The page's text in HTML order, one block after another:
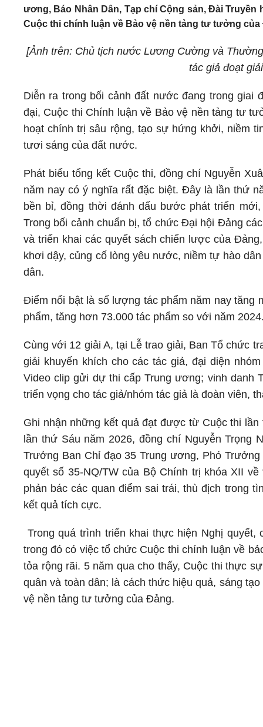
ương, Báo Nhân Dân, Tạp chí Cộng sản, Đài
Cuộc thi chính luận về Bảo vệ nền tảng tư tưởng của
[Ảnh trên: Chủ tịch nước Lương Cường và
tác giả đoạt
Diễn ra trong bối cảnh đất nước đang trong giai
đại, Cuộc thi Chính luận về Bảo vệ nền tảng tư
hoạt chính trị sâu rộng, tạo sự hứng khởi, niềm
tươi sáng của đất nước.
Phát biểu tổng kết Cuộc thi, đồng chí Nguyễn
năm nay có ý nghĩa rất đặc biệt. Đây là lần thứ
bền bỉ, đồng thời đánh dấu bước phát triển
Trong bối cảnh chuẩn bị, tổ chức Đại hội Đảng
và triển khai các quyết sách chiến lược của
khơi dậy, củng cố lòng yêu nước, niềm tự hào
dân.
Điểm nổi bật là số lượng tác phẩm năm nay tăng
phẩm, tăng hơn 73.000 tác phẩm so với năm
Cùng với 12 giải A, tại Lễ trao giải, Ban Tổ chức
giải khuyến khích cho các tác giả, đại diện
Video clip gửi dự thi cấp Trung ương; vinh danh
triển vọng cho tác giả/nhóm tác giả là đoàn viên,
Ghi nhận những kết quả đạt được từ Cuộc thi
lần thứ Sáu năm 2026, đồng chí Nguyễn Trọng
Trưởng Ban Chỉ đạo 35 Trung ương, Phó
quyết số 35-NQ/TW của Bộ Chính trị khóa XII
phản bác các quan điểm sai trái, thù địch trong
kết quả tích cực.
Trong quá trình triển khai thực hiện Nghị
trong đó có việc tổ chức Cuộc thi chính luận về
tỏa rộng rãi. 5 năm qua cho thấy, Cuộc thi thực
quân và toàn dân; là cách thức hiệu quả, sáng
vệ nền tảng tư tưởng của Đảng.